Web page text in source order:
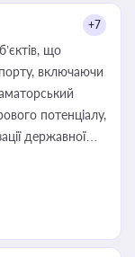
+7
що
включаючи
потенціалу,
державної